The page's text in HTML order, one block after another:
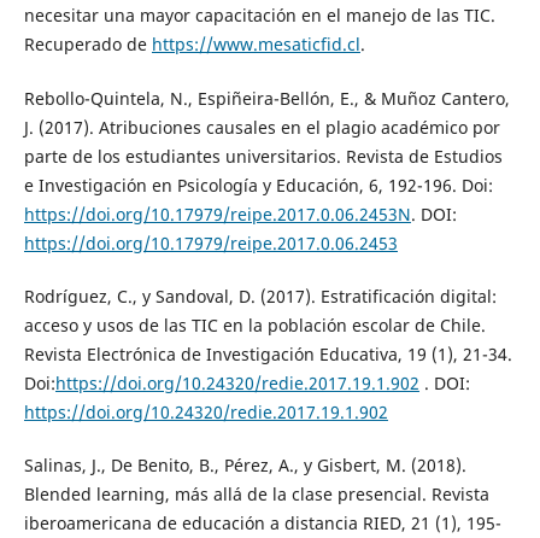
necesitar una mayor capacitación en el manejo de las TIC.
Recuperado de https://www.mesaticfid.cl.
Rebollo-Quintela, N., Espiñeira-Bellón, E., & Muñoz Cantero,
J. (2017). Atribuciones causales en el plagio académico por
parte de los estudiantes universitarios. Revista de Estudios
e Investigación en Psicología y Educación, 6, 192-196. Doi:
https://doi.org/10.17979/reipe.2017.0.06.2453N. DOI:
https://doi.org/10.17979/reipe.2017.0.06.2453
Rodríguez, C., y Sandoval, D. (2017). Estratificación digital:
acceso y usos de las TIC en la población escolar de Chile.
Revista Electrónica de Investigación Educativa, 19 (1), 21-34.
Doi:https://doi.org/10.24320/redie.2017.19.1.902 . DOI:
https://doi.org/10.24320/redie.2017.19.1.902
Salinas, J., De Benito, B., Pérez, A., y Gisbert, M. (2018).
Blended learning, más allá de la clase presencial. Revista
iberoamericana de educación a distancia RIED, 21 (1), 195-